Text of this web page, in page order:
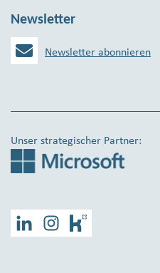
Newsletter
Newsletter abonnieren
Unser strategischer Partner:
LinkedInInstagramKununu